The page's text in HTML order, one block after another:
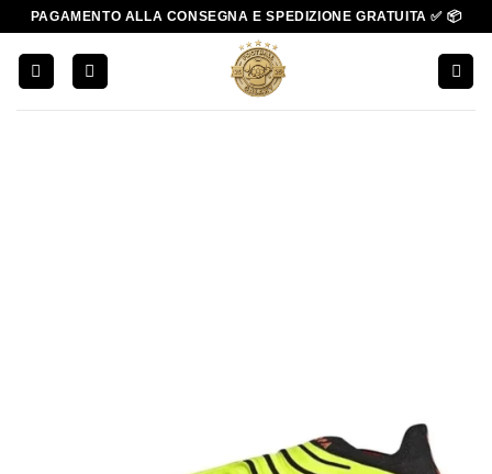
Salta
contenuti
PAGAMENTO ALLA CONSEGNA E SPEDIZIONE GRATUITA ✅ 📦